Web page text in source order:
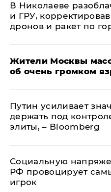
В Николаеве
и ГРУ,
дронов и ракет по
Жители Москвы
об очень громком
Путин усиливает
держать под
элиты, – Bloomberg
Социальную
РФ провоцирует
игрок